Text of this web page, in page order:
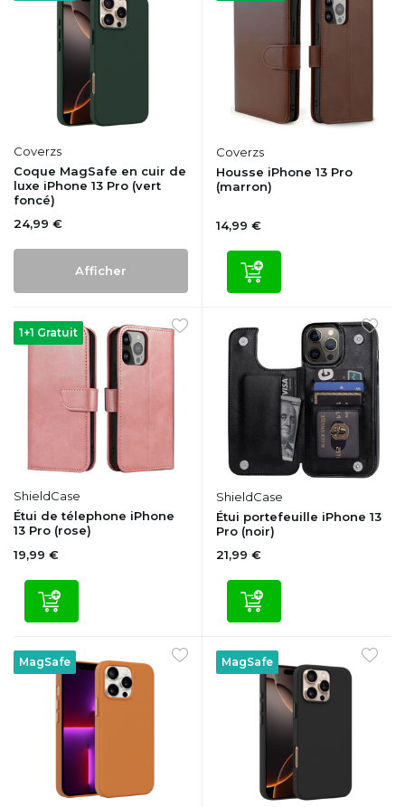
Coverzs
Coque MagSafe en cuir de
luxe iPhone 13 Pro (vert
foncé)
24,99 €
Afficher
Coverzs
Housse iPhone 13 Pro
(marron)
14,99 €
1+1 Gratuit
ShieldCase
Étui de télephone iPhone
13 Pro (rose)
19,99 €
ShieldCase
Étui portefeuille iPhone 13
Pro (noir)
21,99 €
MagSafe MagSafe